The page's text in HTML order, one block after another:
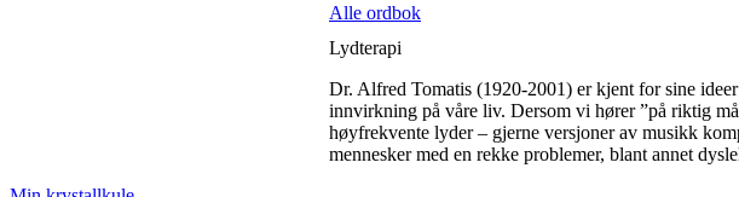
Alle ordbok
Lydterapi
Dr. Alfred Tomatis (1920-2001) er kjent for sine
innvirkning på våre liv. Dersom vi hører ”på riktig
høyfrekvente lyder – gjerne versjoner av musikk
mennesker med en rekke problemer, blant annet